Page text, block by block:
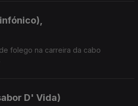
folego na carreira da cabo
D' Vida)